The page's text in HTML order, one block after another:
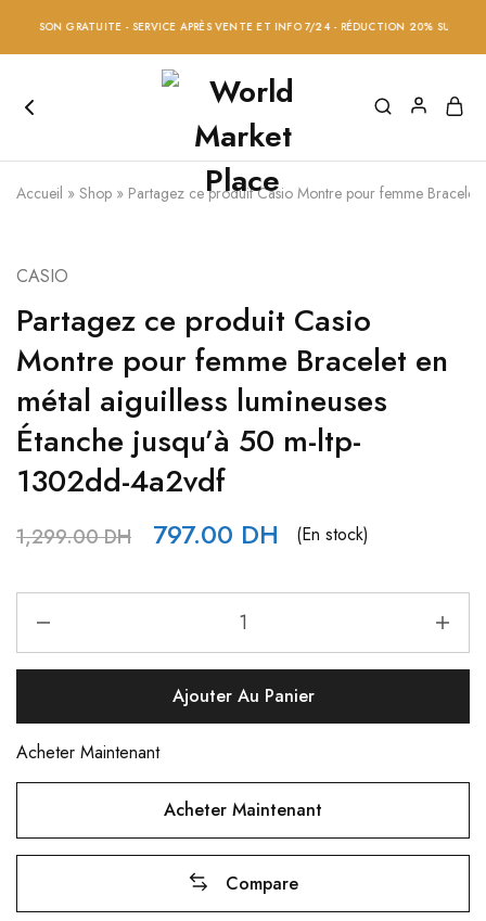
GRATUITE - SERVICE APRÈS VENTE ET INFO 7/24 - RÉDUCTION 20% SUR TOUS
Accueil » Shop » Partagez ce produit Casio Montre pour femme Bracelet
CASIO
Partagez ce produit Casio
Montre pour femme Bracelet en
métal aiguilless lumineuses
Étanche jusqu’à 50 m-ltp-
1302dd-4a2vdf
1,299.00DH 797.00 DH (En stock)
Ajouter Au Panier
Acheter Maintenant
Acheter Maintenant
Compare